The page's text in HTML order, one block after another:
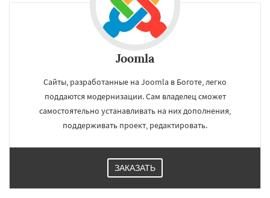
Joomla
Сайты, разработанные на Joomla в Боготе, легко
поддаются модернизации. Сам владелец сможет
самостоятельно устанавливать на них дополнения,
поддерживать проект, редактировать.
ЗАКАЗАТЬ